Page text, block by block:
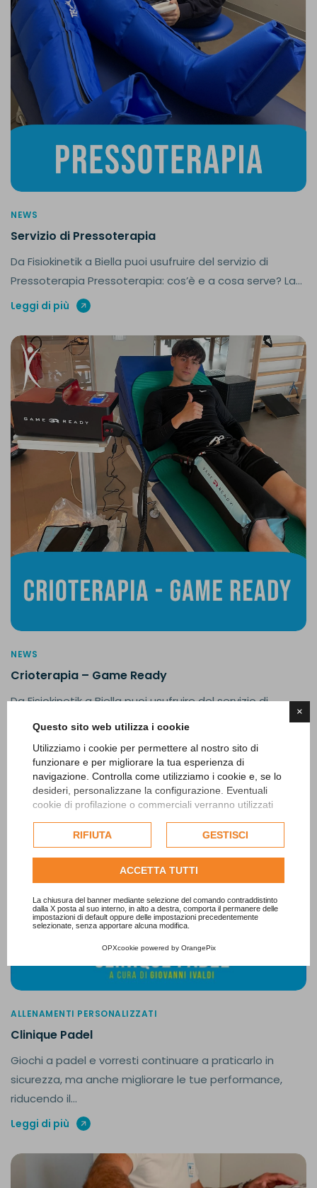
×
Questo sito web utilizza i cookie
Utilizziamo i cookie per permettere al nostro sito di
funzionare e per migliorare la tua esperienza di
navigazione. Controlla come utilizziamo i cookie e, se lo
desideri, personalizzane la configurazione. Eventuali
cookie di profilazione o commerciali verranno utilizzati
dell'utente e, se consentito, potrebbero essere utilizzati
per personalizzare gli annunci pubblicitari. Per ulteriori
informazioni su come Google utilizza i dati raccolti,
politica sulla privacy di Google
Consulta l'informativa cookie completa.
RIFIUTA GESTISCI
ACCETTA TUTTI
La chiusura del banner mediante selezione del comando contraddistinto
dalla X posta al suo interno, in alto a destra, comporta il permanere delle
impostazioni di default oppure delle impostazioni precedentemente
selezionate, senza apportare alcuna modifica.
OPXcookie powered by OrangePix
NEWS
Servizio di Pressoterapia
Da Fisiokinetik a Biella puoi usufruire del servizio di
Pressoterapia Pressoterapia: cos’è e a cosa serve? La...
Leggi di più
NEWS
Crioterapia – Game Ready
Da Fisiokinetik a Biella puoi usufruire del servizio di
Crioterapia – Game Ready. Se hai necessità di
Leggi di più
ALLENAMENTI PERSONALIZZATI
Clinique Padel
Giochi a padel e vorresti continuare a praticarlo in
sicurezza, ma anche migliorare le tue performance,
riducendo il...
Leggi di più